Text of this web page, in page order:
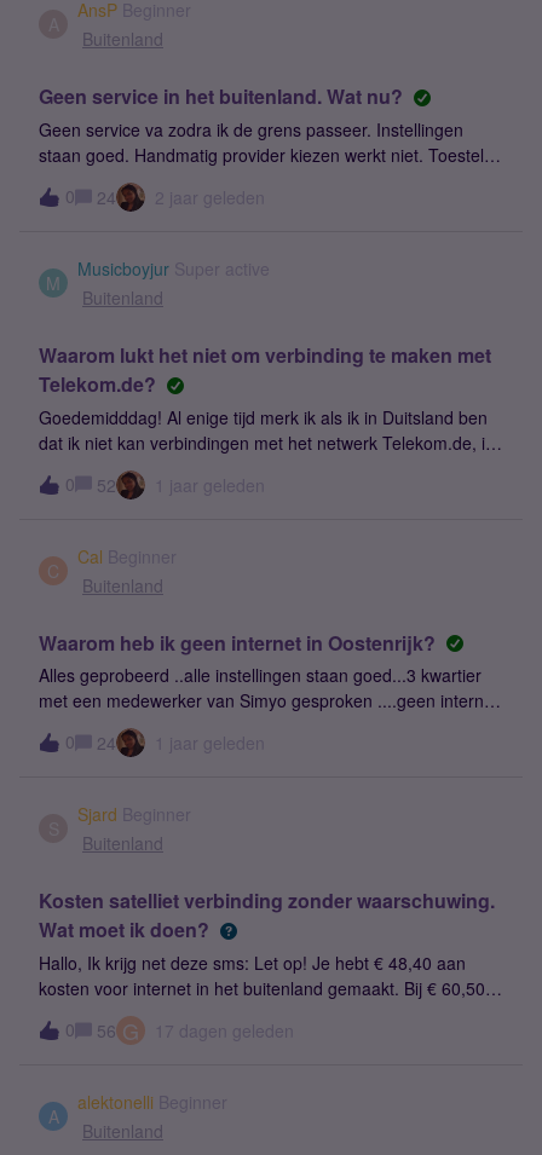
AnsP Beginner
Buitenland
Geen service in het buitenland. Wat nu?
Geen service va zodra ik de grens passeer. Instellingen
staan goed. Handmatig provider kiezen werkt niet. Toestel
Huawei P10 lite
0 24 2 jaar geleden
M
Musicboyjur Super active
Buitenland
Waarom lukt het niet om verbinding te maken met
Telekom.de?
Goedemidddag! Al enige tijd merk ik als ik in Duitsland ben
dat ik niet kan verbindingen met het netwerk Telekom.de, ik
heb laatst bij jullie al mijn Sim laten resetten maar helaas is
dit niet de oplossing geweest. Het lijkt op een probleem die
meer-met-telekom-de-453548 Zouden jullie willen proberen
om dit probleem op te lossen? Hier in de grensstreek is
dat was het! Haha
0 52 1 jaar geleden
C
Cal Beginner
Buitenland
Waarom heb ik geen internet in Oostenrijk?
Alles geprobeerd ..alle instellingen staan goed...3 kwartier
met een medewerker van Simyo gesproken ....geen internet.
het zou aan mijn telefoon liggen? Thuis naar de
telefoonwinkel..alles met het toestel oké.. waarom heb ik
anders ga ik naar een ander provider.
0 24 1 jaar geleden
Sjard Beginner
Buitenland
Kosten satelliet verbinding zonder waarschuwing.
Wat moet ik doen?
Hallo, Ik krijg net deze sms: Let op! Je hebt € 48,40 aan
kosten voor internet in het buitenland gemaakt. Bij € 60,50
wordt je internet geblokkeerd. Wil je blijven internetten? Sms
JA naar 1330. Tip: gebruik WiFi om hoge kosten te
en-internetten-op-zee-met-het-maritieme-netwerk/ Schakelt
jouw telefoon over op zo’n zendmast? Dan krijg je niet meer
‘Simyo’ of ‘KPN NL’ maar bijvoorbeeld ‘Telenor’ bovenin
0 56 G 17 dagen geleden
A
alektonelli Beginner
Buitenland